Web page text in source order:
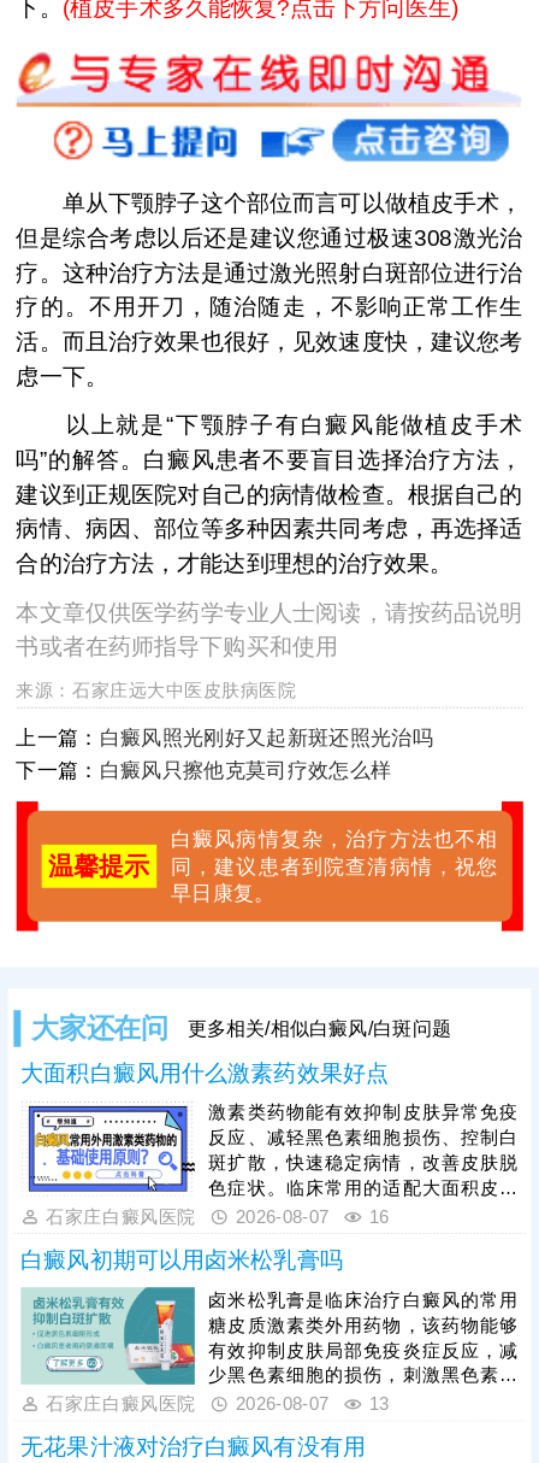
下。 (植皮手术多久能恢复?点击下方问医生)
单从下颚脖子这个部位而言可以做植皮手术，
但是综合考虑以后还是建议您通过极速308激光治
疗。这种治疗方法是通过激光照射白斑部位进行治
疗的。不用开刀，随治随走，不影响正常工作生
活。而且治疗效果也很好，见效速度快，建议您考
虑一下。
以上就是“下颚脖子有白癜风能做植皮手术
吗”的解答。白癜风患者不要盲目选择治疗方法，
建议到正规医院对自己的病情做检查。根据自己的
病情、病因、部位等多种因素共同考虑，再选择适
合的治疗方法，才能达到理想的治疗效果。
本文章仅供医学药学专业人士阅读，请按药品说明
书或者在药师指导下购买和使用
来源：石家庄远大中医皮肤病医院
上一篇： 白癜风照光刚好又起新斑还照光治吗
下一篇： 白癜风只擦他克莫司疗效怎么样
温馨提示
白癜风病情复杂，治疗方法也不相
同，建议患者到院查清病情，祝您
早日康复。
大家还在问 更多相关/相似白癜风/白斑问题
大面积白癜风用什么激素药效果好点
激素类药物能有效抑制皮肤异常免疫
反应、减轻黑色素细胞损伤、控制白
斑扩散，快速稳定病情，改善皮肤脱
色症状。临床常用的适配大面积皮损
的激素药物，需根据患者年龄、皮损
药种类、剂量、使用周期均需严格遵
从医嘱。患者严禁自行选购、增减药
量，盲目用药易引发皮肤萎缩、毛细
血管扩张、色素异常、激素依赖等副
作用，损害皮肤健康。单纯使用激素
药物治疗大面积白癜风效果有限，联
合311窄谱uvb照射综合方案，能有效
石家庄白癜风医院 2026-08-07 16
白癜风初期可以用卤米松乳膏吗
卤米松乳膏是临床治疗白癜风的常用
糖皮质激素类外用药物，该药物能够
有效抑制皮肤局部免疫炎症反应，减
少黑色素细胞的损伤，刺激黑色素再
生，可有效控制白斑扩散、淡化皮
能否使用、用药剂量、涂抹时长，都
石家庄白癜风医院 2026-08-07 13
无花果汁液对治疗白癜风有没有用